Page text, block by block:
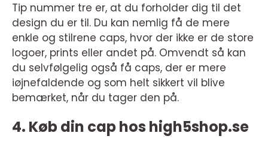
Tip nummer tre er, at du forholder dig til det
design du er til. Du kan nemlig få de mere
enkle og stilrene caps, hvor der ikke er de store
logoer, prints eller andet på. Omvendt så kan
du selvfølgelig også få caps, der er mere
iøjnefaldende og som helt sikkert vil blive
bemærket, når du tager den på.
4. Køb din cap hos high5shop.se